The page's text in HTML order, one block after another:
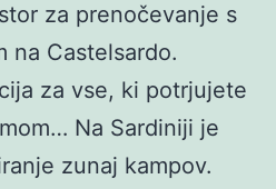
za prenočevanje s
na Castelsardo.
za vse, ki potrjujete
Na Sardiniji je
zunaj kampov.